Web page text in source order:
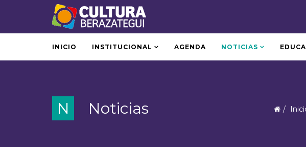
INICIO INSTITUCIONAL AGENDA NOTICIAS
N Noticias